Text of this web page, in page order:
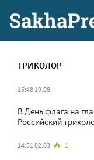
ТРИКОЛОР
15:48 19.08
В День флага на
Российский
14:51 02.03 1